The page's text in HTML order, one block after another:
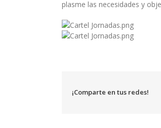
plasme las necesidades y
¡Comparte en tus redes!